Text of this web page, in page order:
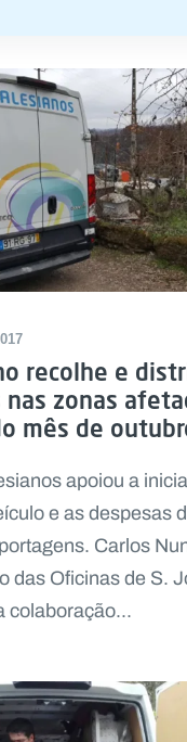
recolhe e
zonas
mês de
apoiou a
e as despesas
Carlos
das Oficinas de S.
colaboração...